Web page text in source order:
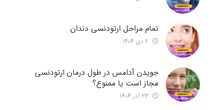
تمام مراحل ارتودنسی دندان
جویدن آدامس در طول درمان ارتودنسی
مجاز است یا ممنوع؟